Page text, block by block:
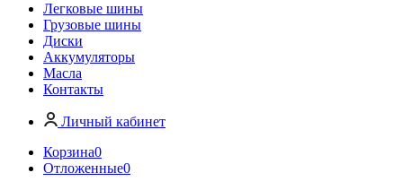
Легковые шины
Грузовые шины
Диски
Аккумуляторы
Масла
Контакты
Личный кабинет
Корзина0
Отложенные0